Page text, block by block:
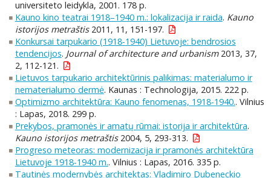
universiteto leidykla, 2001. 178 p.
Kauno kino teatrai 1918–1940 m.: lokalizacija ir raida. Kauno
istorijos metraštis2011, 11, 151-197.
Konkursai tarpukario (1918-1940) Lietuvoje: bendrosios
tendencijos. Journal of architecture and urbanism2013, 37,
2, 112-121.
Lietuvos tarpukario architektūrinis palikimas: materialumo ir
nematerialumo dermė. Kaunas : Technologija, 2015. 222 p.
Optimizmo architektūra: Kauno fenomenas, 1918-1940.. Vilnius
: Lapas, 2018. 299 p.
Prekybos, pramonės ir amatų rūmai: istorija ir architektūra.
Kauno istorijos metraštis2004, 5, 293-313.
Progreso meteoras: modernizacija ir pramonės architektūra
Lietuvoje 1918-1940 m.. Vilnius : Lapas, 2016. 335 p.
Tautinės modernybės architektas: Vladimiro Dubeneckio